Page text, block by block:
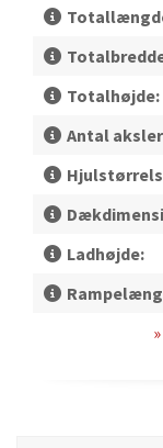
Totalhøjde:
Antal
Ladhøjde: